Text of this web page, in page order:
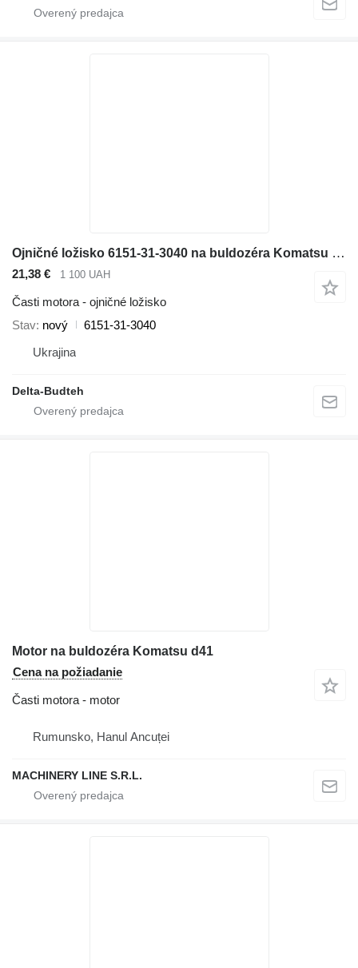
Ojničné ložisko 6151-31-3040 na buldozéra Komatsu D65EX-12, D65PX-12
21,38 € 1 100 UAH
Časti motora - ojničné ložisko
Stav nový
6151-31-3040
Ukrajina
Delta-Budteh
Motor na buldozéra Komatsu d41
Cena na požiadanie
Časti motora - motor
Rumunsko, Hanul Ancuței
MACHINERY LINE S.R.L.